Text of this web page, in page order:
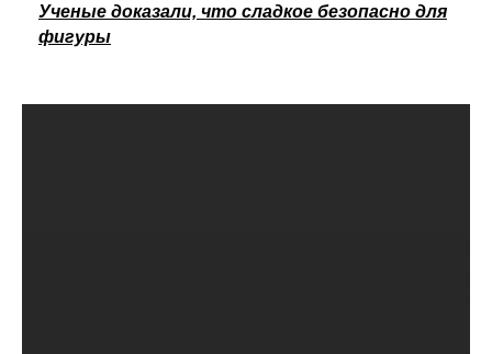
Ученые доказали, что сладкое безопасно для
фигуры